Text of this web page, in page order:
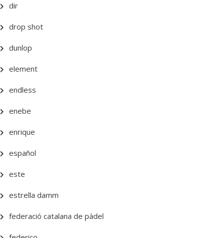
dir
drop shot
dunlop
element
endless
enebe
enrique
español
este
estrella damm
federació catalana de pàdel